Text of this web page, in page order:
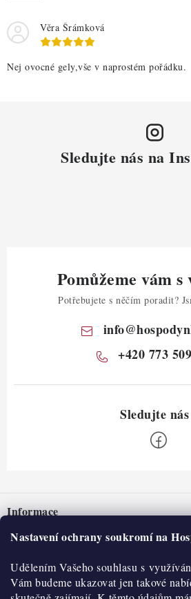
Nastavení ochrany soukromí na
Udělením Vašeho souhlasu s
Vám budeme ukazovat jen takové
Věra Šrámková
Nej ovocné gely,vše v naprostém pořádku.
Sledujte nás na
Pomůžeme vám
Potřebujete s něčím poradit?
info@
+420 773
pInformace
Nepřevzetí zásilky na dobírku
Obchodní podmínky
Hodnocení obchodu
O nás
Historie
O nákupu